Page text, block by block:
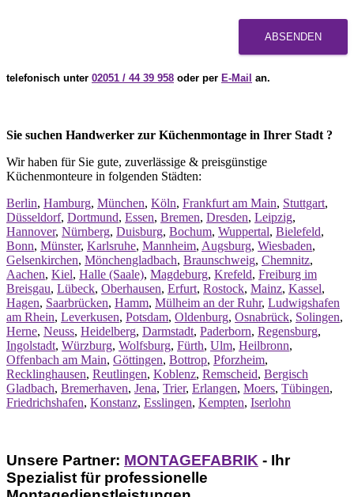
ABSENDEN
telefonisch unter 02051 / 44 39 958 oder per E-Mail an.
Sie suchen Handwerker zur Küchenmontage in Ihrer Stadt ?
Wir haben für Sie gute, zuverlässige & preisgünstige
Küchenmonteure in folgenden Städten:
Berlin, Hamburg, München, Köln, Frankfurt am Main, Stuttgart,
Düsseldorf, Dortmund, Essen, Bremen, Dresden, Leipzig,
Hannover, Nürnberg, Duisburg, Bochum, Wuppertal, Bielefeld,
Bonn, Münster, Karlsruhe, Mannheim, Augsburg, Wiesbaden,
Gelsenkirchen, Mönchengladbach, Braunschweig, Chemnitz,
Aachen, Kiel, Halle (Saale), Magdeburg, Krefeld, Freiburg im
Breisgau, Lübeck, Oberhausen, Erfurt, Rostock, Mainz, Kassel,
Hagen, Saarbrücken, Hamm, Mülheim an der Ruhr, Ludwigshafen
am Rhein, Leverkusen, Potsdam, Oldenburg, Osnabrück, Solingen,
Herne, Neuss, Heidelberg, Darmstadt, Paderborn, Regensburg,
Ingolstadt, Würzburg, Wolfsburg, Fürth, Ulm, Heilbronn,
Offenbach am Main, Göttingen, Bottrop, Pforzheim,
Recklinghausen, Reutlingen, Koblenz, Remscheid, Bergisch
Gladbach, Bremerhaven, Jena, Trier, Erlangen, Moers, Tübingen,
Friedrichshafen, Konstanz, Esslingen, Kempten, Iserlohn
Unsere Partner: MONTAGEFABRIK - Ihr
Spezialist für professionelle